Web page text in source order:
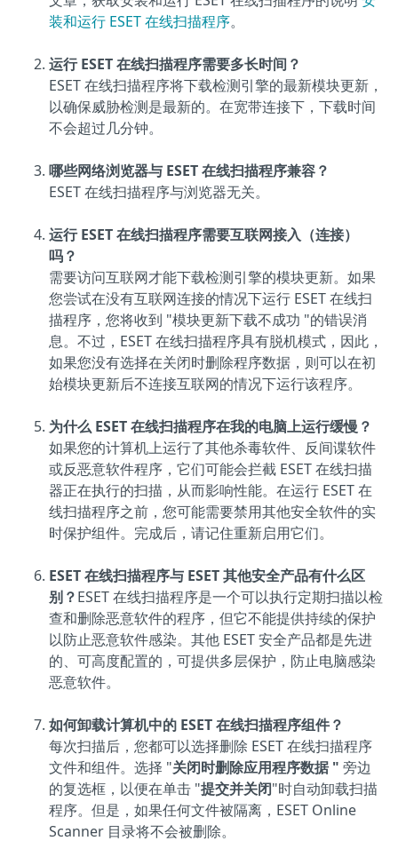
装和运行 ESET 在线扫描程序。
运行 ESET 在线扫描程序需要多长时间？
ESET 在线扫描程序将下载检测引擎的最新模块更新，
以确保威胁检测是最新的。在宽带连接下，下载时间
不会超过几分钟。
哪些网络浏览器与 ESET 在线扫描程序兼容？
ESET 在线扫描程序与浏览器无关。
运行 ESET 在线扫描程序需要互联网接入（连接）
吗？
需要访问互联网才能下载检测引擎的模块更新。如果
您尝试在没有互联网连接的情况下运行 ESET 在线扫
描程序，您将收到 "模块更新下载不成功 "的错误消
息。不过，ESET 在线扫描程序具有脱机模式，因此，
如果您没有选择在关闭时删除程序数据，则可以在初
始模块更新后不连接互联网的情况下运行该程序。
为什么 ESET 在线扫描程序在我的电脑上运行缓慢？
如果您的计算机上运行了其他杀毒软件、反间谍软件
或反恶意软件程序，它们可能会拦截 ESET 在线扫描
器正在执行的扫描，从而影响性能。在运行 ESET 在
线扫描程序之前，您可能需要禁用其他安全软件的实
时保护组件。完成后，请记住重新启用它们。
ESET 在线扫描程序与 ESET 其他安全产品有什么区
别？ESET 在线扫描程序是一个可以执行定期扫描以检
查和删除恶意软件的程序，但它不能提供持续的保护
以防止恶意软件感染。其他 ESET 安全产品都是先进
的、可高度配置的，可提供多层保护，防止电脑感染
恶意软件。
如何卸载计算机中的 ESET 在线扫描程序组件？
每次扫描后，您都可以选择删除 ESET 在线扫描程序
文件和组件。选择 "关闭时删除应用程序数据 " 旁边
的复选框，以便在单击 "提交并关闭"时自动卸载扫描
程序。但是，如果任何文件被隔离，ESET Online
Scanner 目录将不会被删除。